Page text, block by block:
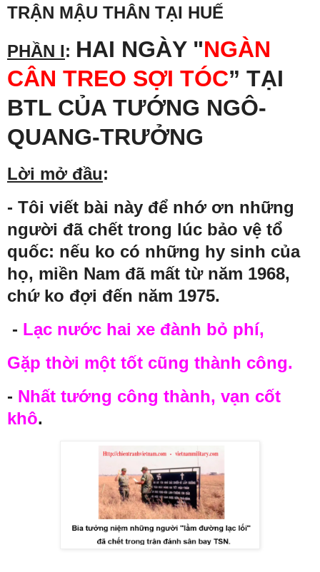
TRẬN MẬU THÂN TẠI HUẾ
PHẦN I: HAI NGÀY "NGÀN
CÂN TREO SỢI TÓC” TẠI
BTL CỦA TƯỚNG NGÔ-
QUANG-TRƯỞNG
Lời mở đầu:
- Tôi viết bài này để nhớ ơn những
người đã chết trong lúc bảo vệ tổ
quốc: nếu ko có những hy sinh của
họ, miền Nam đã mất từ năm 1968,
chứ ko đợi đến năm 1975.
- Lạc nước hai xe đành bỏ phí,
Gặp thời một tốt cũng thành công.
- Nhất tướng công thành, vạn cốt
khô.